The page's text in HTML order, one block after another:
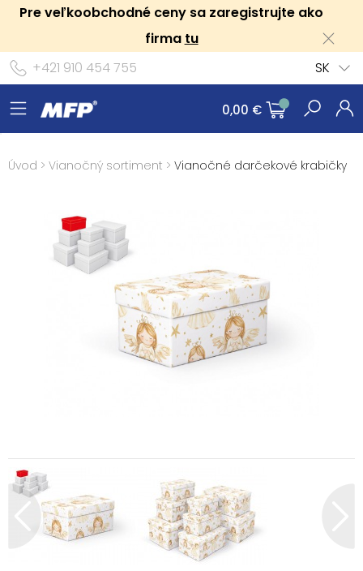
Pre veľkoobchodné ceny sa zaregistrujte ako
firma tu
+421 910 454 755
SK
0,00 €
Úvod > Vianočný sortiment > Vianočné darčekové krabičky